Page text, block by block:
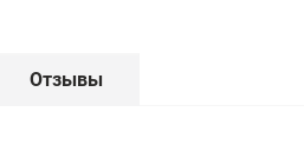
Отзывы